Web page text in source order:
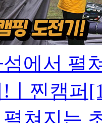
에서 펼
ㅣ찐캠퍼
쳐지는